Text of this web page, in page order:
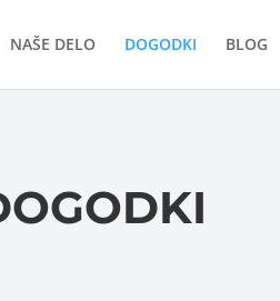
NAŠE DELO DOGODKI BLOG